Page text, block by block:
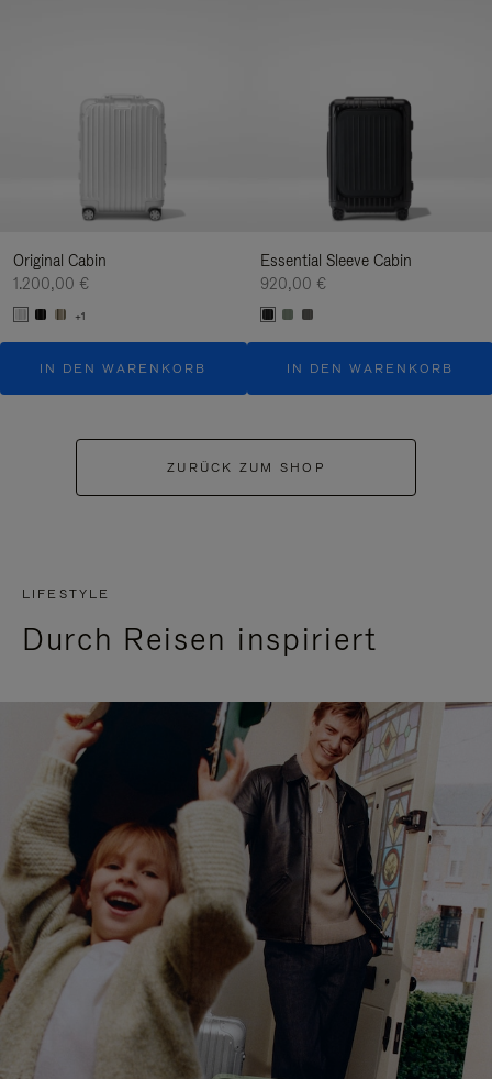
Original Cabin
1.200,00 €
+1
IN DEN WARENKORB
Essential Sleeve Cabin
920,00 €
IN DEN WARENKORB
ZURÜCK ZUM SHOP
LIFESTYLE
Durch Reisen inspiriert